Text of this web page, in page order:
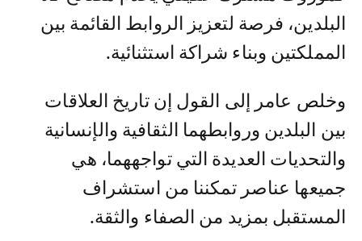
البلدين، فرصة لتعزيز الروابط القائمة بين
المملكتين وبناء شراكة استثنائية.
وخلص عامر إلى القول إن تاريخ العلاقات
بين البلدين وروابطهما الثقافية والإنسانية
والتحديات العديدة التي تواجههما، هي
جميعها عناصر تمكننا من استشراف
المستقبل بمزيد من الصفاء والثقة.